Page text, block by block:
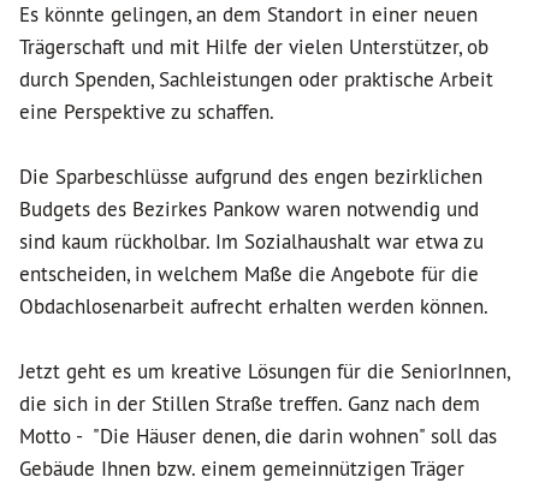
Es könnte gelingen, an dem Standort in einer neuen
Trägerschaft und mit Hilfe der vielen Unterstützer, ob
durch Spenden, Sachleistungen oder praktische Arbeit
eine Perspektive zu schaffen.
Die Sparbeschlüsse aufgrund des engen bezirklichen
Budgets des Bezirkes Pankow waren notwendig und
sind kaum rückholbar. Im Sozialhaushalt war etwa zu
entscheiden, in welchem Maße die Angebote für die
Obdachlosenarbeit aufrecht erhalten werden können.
Jetzt geht es um kreative Lösungen für die SeniorInnen,
die sich in der Stillen Straße treffen. Ganz nach dem
Motto - "Die Häuser denen, die darin wohnen" soll das
Gebäude Ihnen bzw. einem gemeinnützigen Träger